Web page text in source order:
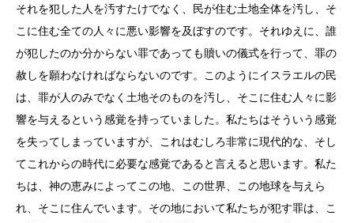
それを犯した人を汚すたけでなく、民が住む土地全体を汚し、そ
こに住む全ての人々に悪い影響を及ぼすのです。それゆえに、誰
が犯したのか分からない罪であっても贖いの儀式を行って、罪の
赦しを願わなければならないのです。このようにイスラエルの民
は、罪が人のみでなく土地そのものを汚し、そこに住む人々に影
響を与えるという感覚を持っていました。私たちはそういう感覚
を失ってしまっていますが、これはむしろ非常に現代的な、そし
てこれからの時代に必要な感覚であると言えると思います。私た
ちは、神の恵みによってこの地、この世界、この地球を与えら
れ、そこに住んでいます。その地において私たちが犯す罪は、こ